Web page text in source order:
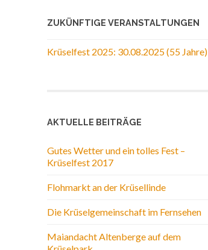
ZUKÜNFTIGE VERANSTALTUNGEN
Krüselfest 2025: 30.08.2025 (55 Jahre)
AKTUELLE BEITRÄGE
Gutes Wetter und ein tolles Fest –
Krüselfest 2017
Flohmarkt an der Krüsellinde
Die Krüselgemeinschaft im Fernsehen
Maiandacht Altenberge auf dem